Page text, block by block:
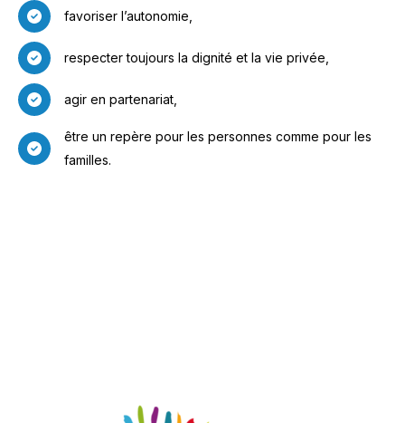
favoriser l’autonomie,
respecter toujours la dignité et la vie privée,
agir en partenariat,
être un repère pour les personnes comme pour les
familles.